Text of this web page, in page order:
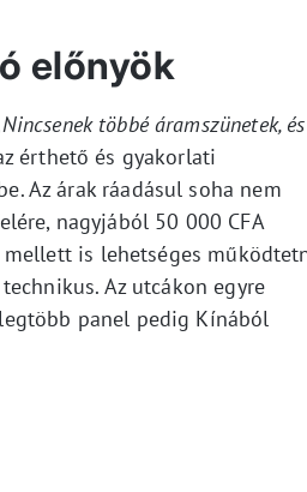
előnyök
többé áramszünetek, és
érthető és gyakorlati
Az árak ráadásul soha nem
nagyjából 50 000 CFA
mellett is lehetséges
Az utcákon egyre
panel pedig Kínából